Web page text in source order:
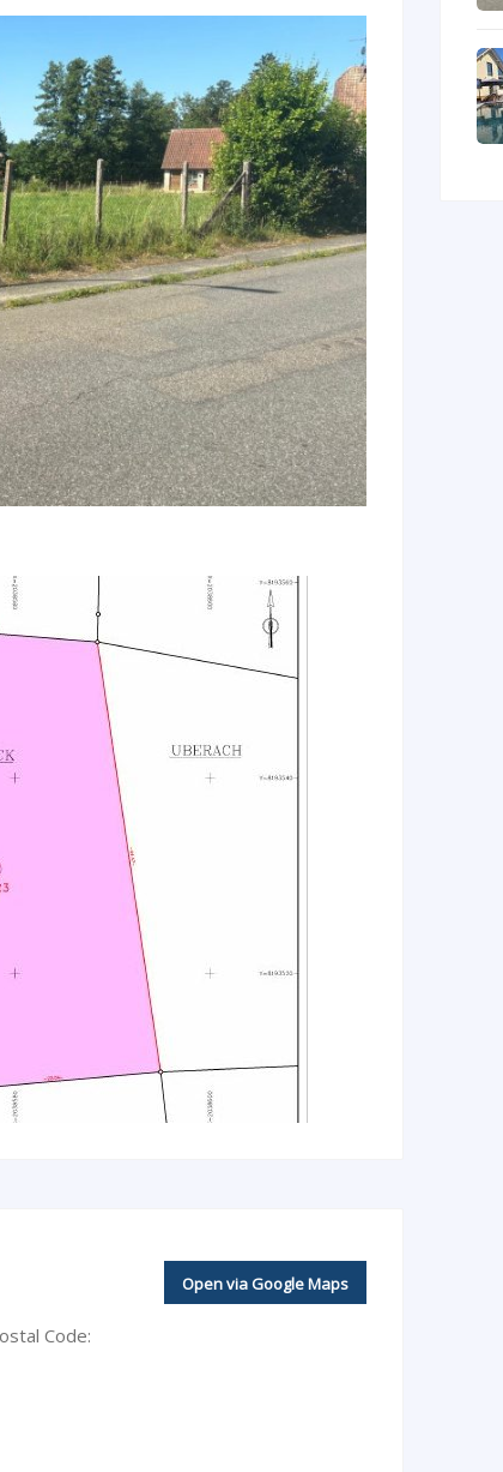
Open via Google Maps
Code: